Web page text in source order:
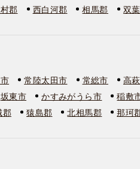
郡 西白河郡 相馬郡 双
常陸太田市 常総市 高
坂東市 かすみがうら市 稲敷
郡 猿島郡 北相馬郡 那珂